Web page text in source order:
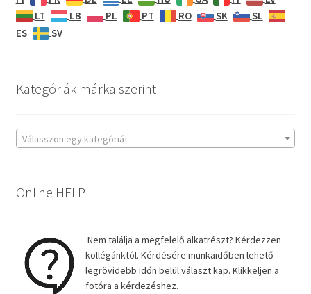
LT
LB PL PT RO SK
SL
ES
SV
Kategóriák márka szerint
Válasszon egy kategóriát
Online HELP
Nem találja a megfelelő alkatrészt? Kérdezzen
kollégánktól. Kérdésére munkaidőben lehető
legrövidebb időn belül választ kap. Klikkeljen a
fotóra a kérdezéshez.